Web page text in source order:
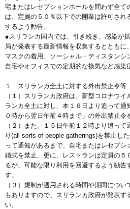
宅またはレセプションホールを問わず全て
は、定員の５０％以下での開業は許可され
するよう勧告。
●スリランカ国内では、引き続き、感染が
局が発表する最新情報を収集するとともに
マスクの着用、ソーシャル・ディスタンシ
自宅やオフィスでの定期的な換気など感染
１ スリランカ全土に対する外出禁止令等
（１）スリランカ政府は、新型コロナウ
ランカ全土に対し、本１６日より追って通
０時から翌日午前４時まで」の外出禁止令
（２）また、１５日午前１２時より追っ
り(all sorts of people gatherings)を禁止し
って通知があるまで、自宅またはレセプ
婚式を禁止、更に、レストランは定員の５
るが、可能な限り利用を回避するよう勧告
す。
（３）規制が適用される時間や期間につ
もありますので、スリランカ政府が発表す
い。